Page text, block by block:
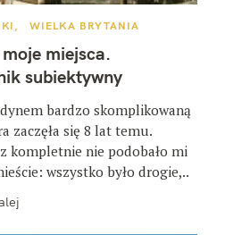
WIELKA BRYTANIA
miejsca.
subiektywny
bardzo skomplikowaną
zaczęła się 8 lat temu.
kompletnie nie podobało mi
wszystko było drogie,..